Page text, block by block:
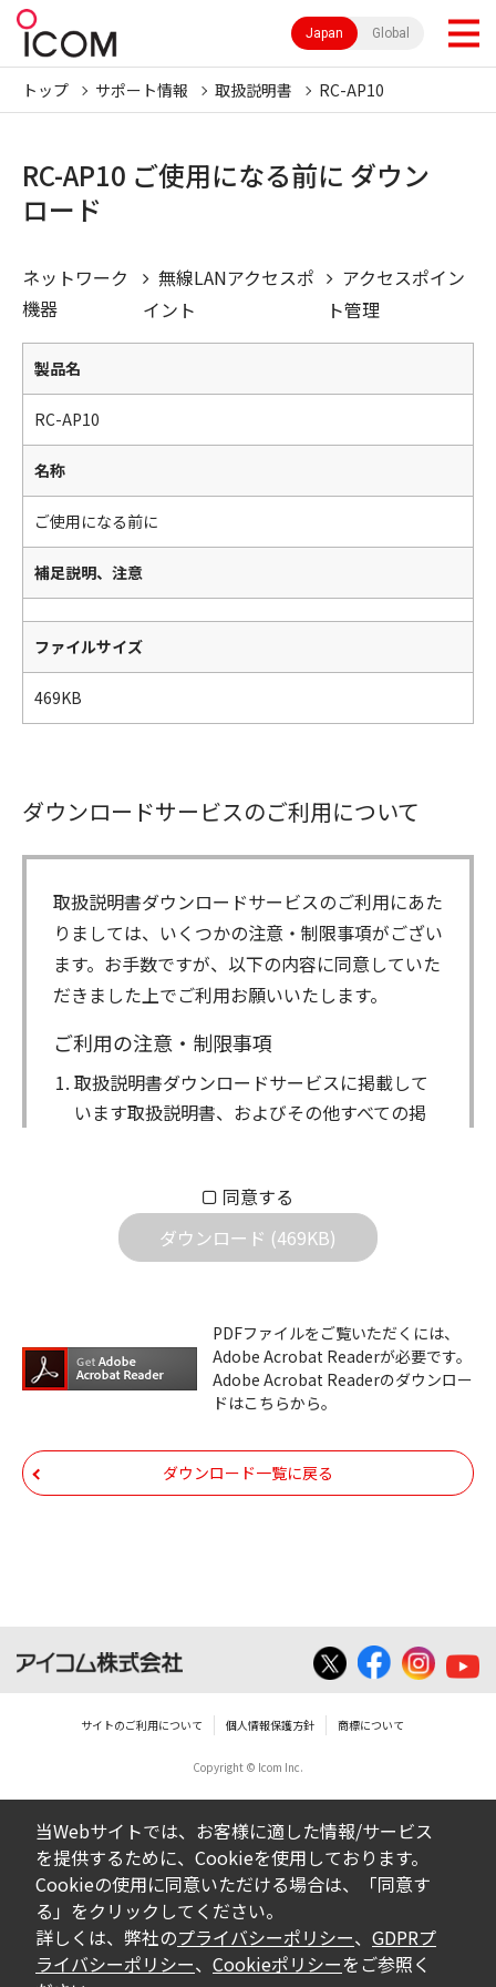
Japan Global
トップ サポート情報 取扱説明書 RC-AP10
RC-AP10 ご使用になる前に ダウン
ロード
ネットワーク
機器
無線LANアクセスポ
イント
アクセスポイン
ト管理
製品名
RC-AP10
名称
ご使用になる前に
補足説明、注意
ファイルサイズ
469KB
ダウンロードサービスのご利用について
取扱説明書ダウンロードサービスのご利用にあた
りましては、いくつかの注意・制限事項がござい
ます。お手数ですが、以下の内容に同意していた
だきました上でご利用お願いいたします。
ご利用の注意・制限事項
取扱説明書ダウンロードサービスに掲載して
います取扱説明書、およびその他すべての掲
属します。ダウンロードした取扱説明書は、
個人が本来の目的でご使用されることは可能
ですが、権利者の許諾を得ることなく、以下
ダウンロードした取扱説明書は、複製、賃
貸、改変、公衆送信、または公衆送信可能
化することはできません。
いは無償を問わず、第三者に譲渡あるいは
使用させる事ができません。
ダウンロードした取扱説明書等に使用され
の転用は一切出来ません。
ダウンロードした取扱説明書およびその他す
べての掲載物の変更は一切行わないでくださ
い。お客様による内容の変更により、何らか
の欠陥が生じたとしても、弊社では一切の保
証をいたしません。また、内容の変更の結
果、万一お客様に損害が生じたとしても、弊
社及び販売店等は一切の責任を負いません。
同意する
ダウンロード (469KB)
PDFファイルをご覧いただくには、
Adobe Acrobat Readerが必要です。
Adobe Acrobat Readerのダウンロー
ドはこちらから。
ダウンロード一覧に戻る
サイトのご利用について 個人情報保護方針 商標について
Copyright © Icom Inc.
当Webサイトでは、お客様に適した情報/サービス
を提供するために、Cookieを使用しております。
Cookieの使用に同意いただける場合は、「同意す
る」をクリックしてください。
詳しくは、弊社のプライバシーポリシー、 GDPRプ
ライバシーポリシー、 Cookieポリシーをご参照く